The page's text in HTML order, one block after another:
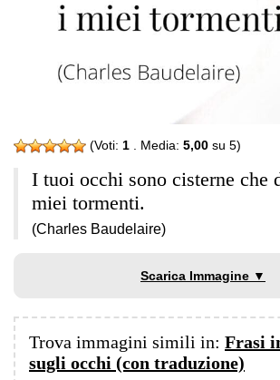
(Voti: 1 . Media: 5,00 su 5)
I tuoi occhi sono cisterne che
miei tormenti.
(Charles Baudelaire)
Scarica Immagine ▼
Trova immagini simili in: Frasi
sugli occhi (con traduzione)